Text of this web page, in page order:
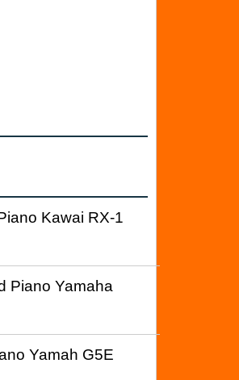
Kawai RX-1
Piano Yamaha
Yamah G5E